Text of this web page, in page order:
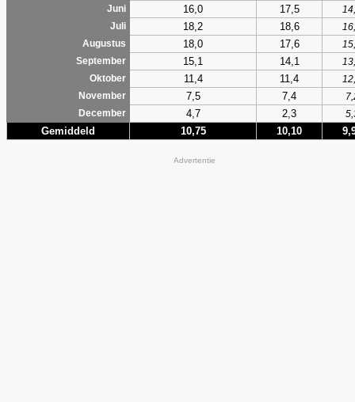
Juni
16,0 17,5
Juli
18,2 18,6
Augustus
18,0 17,6
September
15,1 14,1
Oktober
11,4 11,4
November
7,5 7,4
December
4,7 2,3
Gemiddeld 10,75 10,10
Advertentie